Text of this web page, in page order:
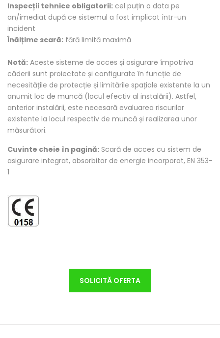
Inspecții tehnice obligatorii: cel puțin o data pe
an/imediat după ce sistemul a fost implicat într-un
incident
Înălțime scară: fără limită maximă
Notă: Aceste sisteme de acces și asigurare împotriva
căderii sunt proiectate și configurate în funcție de
necesitățile de protecție și limitările spațiale existente la un
anumit loc de muncă (locul efectiv al instalării). Astfel,
anterior instalării, este necesară evaluarea riscurilor
existente la locul respectiv de muncă și realizarea unor
măsurători.
Cuvinte cheie în pagină: Scară de acces cu sistem de
asigurare integrat, absorbitor de energie incorporat, EN 353-
1
SOLICITĂ OFERTA